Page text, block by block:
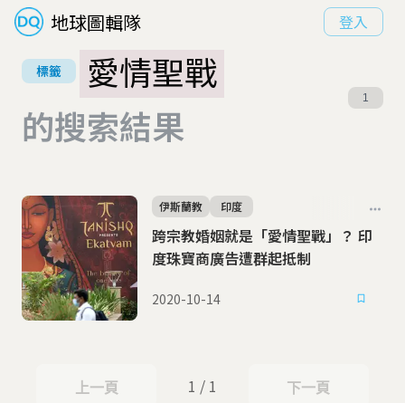
地球圖輯隊 登入
標籤
愛情聖戰
的搜索結果
1
跨宗教婚姻就是「愛情聖戰」？ 印
度珠寶商廣告遭群起抵制
伊斯蘭教 印度
2020-10-14
上一頁
上一頁 1 / 1 下一頁
下一頁